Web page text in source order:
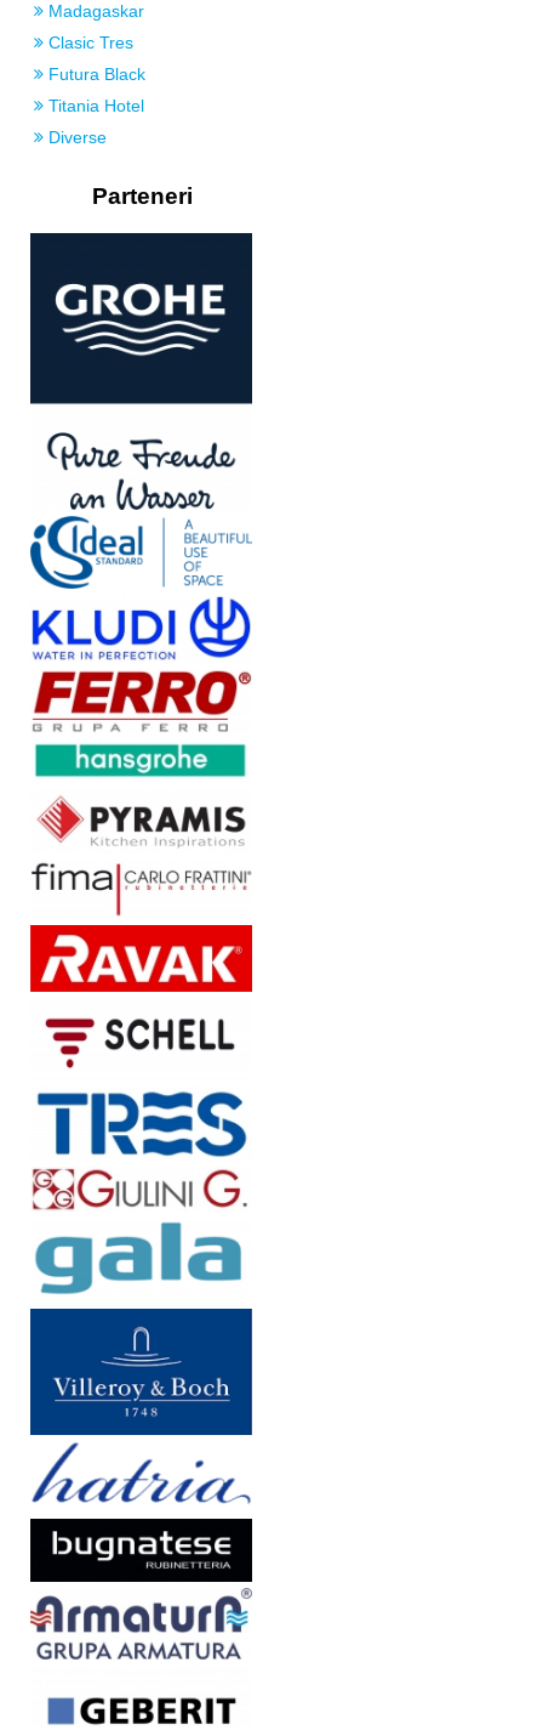
Madagaskar
Clasic Tres
Futura Black
Titania Hotel
Diverse
Parteneri